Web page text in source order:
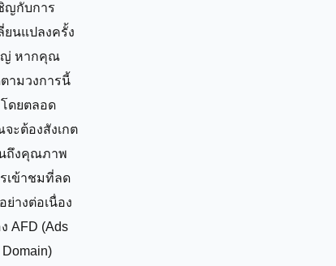
ญกับการ
ยนแปลงครั้ง
หากคุณ
ามวงการนี้
ดยตลอด
ะต้องสังเกต
ถึงคุณภาพ
เข้าชมที่ลด
ย่างต่อเนื่อง
AFD (Ads
Domain)